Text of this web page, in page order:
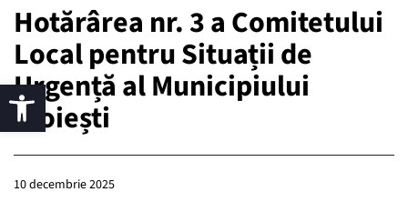
Hotărârea nr. 3 a Comitetului
Local pentru Situații de
Urgență al Municipiului
Ploiești
10 decembrie 2025